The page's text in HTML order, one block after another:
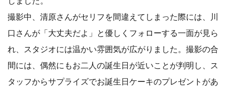
撮影中、清原さんがセリフを間違えてしまった際には、川
口さんが「大丈夫だよ」と優しくフォローする一面が見ら
れ、スタジオには温かい雰囲気が広がりました。撮影の合
間には、偶然にもお二人の誕生日が近いことが判明し、ス
タッフからサプライズでお誕生日ケーキのプレゼントがあ